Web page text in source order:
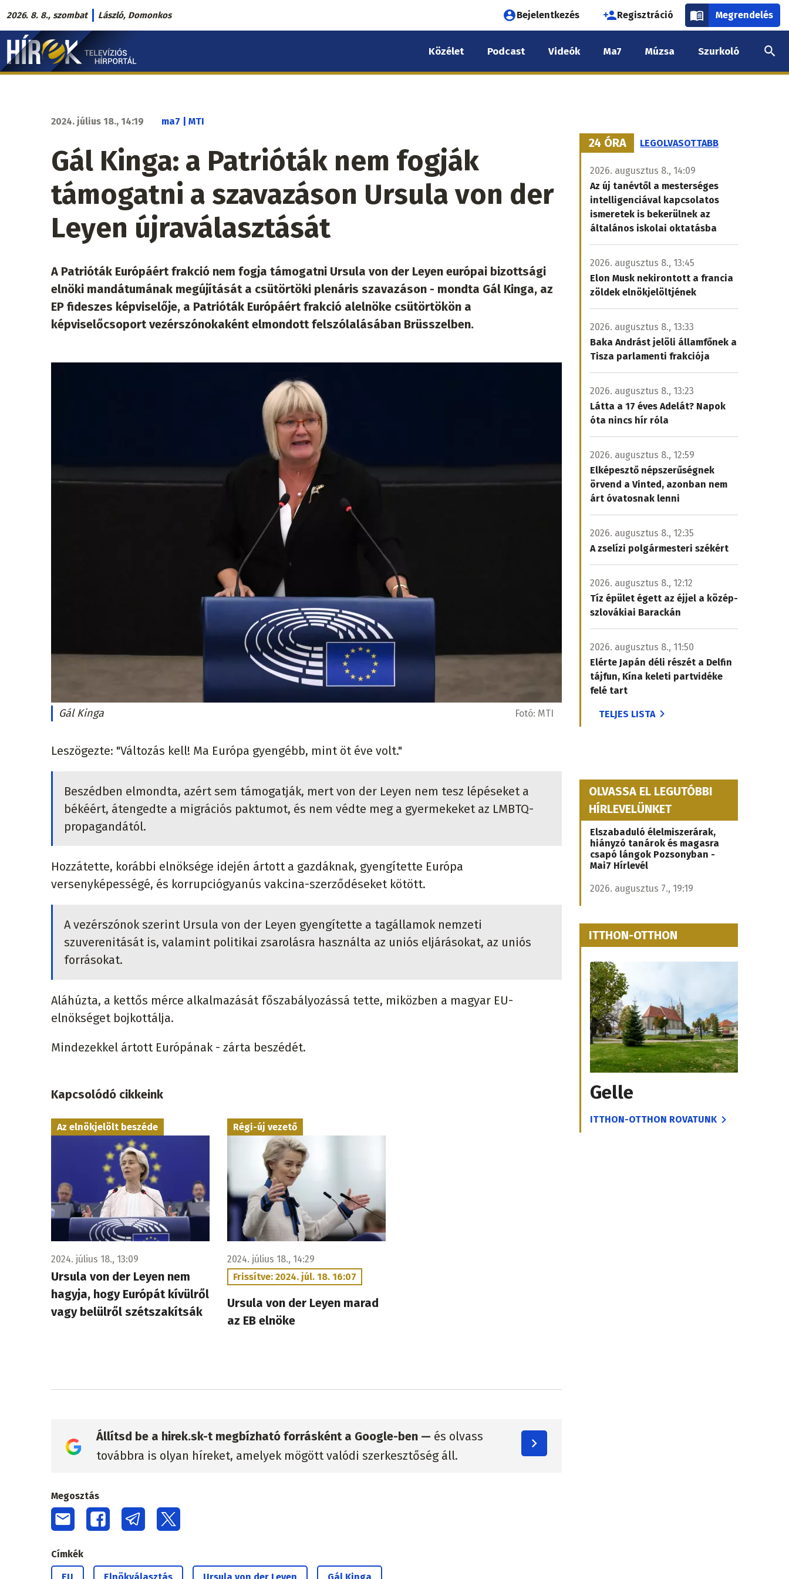
Ugrás
a
tartalomra
2026. 8. 8., szombat László, Domonkos
Felhasználói
fiók
menüje
Bejelentkezés Regisztráció Megrendelés
Hírek.sk
fő
Közélet Podcast Videók Ma7 Múzsa Szurkoló
2024. július 18., 14:19 ma7 | MTI
Gál Kinga: a Patrióták nem fogják
támogatni a szavazáson Ursula von der
Leyen újraválasztását
A Patrióták Európáért frakció nem fogja támogatni Ursula von der Leyen európai bizottsági
elnöki mandátumának megújítását a csütörtöki plenáris szavazáson - mondta Gál Kinga, az
EP fideszes képviselője, a Patrióták Európáért frakció alelnöke csütörtökön a
képviselőcsoport vezérszónokaként elmondott felszólalásában Brüsszelben.
Gál Kinga Fotó: MTI
Leszögezte: "Változás kell! Ma Európa gyengébb, mint öt éve volt."
Beszédben elmondta, azért sem támogatják, mert von der Leyen nem tesz lépéseket a
békéért, átengedte a migrációs paktumot, és nem védte meg a gyermekeket az LMBTQ-
propagandától.
Hozzátette, korábbi elnöksége idején ártott a gazdáknak, gyengítette Európa
versenyképességé, és korrupciógyanús vakcina-szerződéseket kötött.
A vezérszónok szerint Ursula von der Leyen gyengítette a tagállamok nemzeti
szuverenitását is, valamint politikai zsarolásra használta az uniós eljárásokat, az uniós
forrásokat.
Aláhúzta, a kettős mérce alkalmazását főszabályozássá tette, miközben a magyar EU-
elnökséget bojkottálja.
Mindezekkel ártott Európának - zárta beszédét.
Kapcsolódó cikkeink
Az elnökjelölt beszéde
2024. július 18., 13:09
Ursula von der Leyen nem
hagyja, hogy Európát kívülről
vagy belülről szétszakítsák
Régi-új vezető
2024. július 18., 14:29
Frissítve: 2024. júl. 18. 16:07
Ursula von der Leyen marad
az EB elnöke
Állítsd be a hirek.sk-t megbízható forrásként a Google-ben — és olvass
továbbra is olyan híreket, amelyek mögött valódi szerkesztőség áll.
Megosztás
Címkék
24 ÓRA LEGOLVASOTTABB
2026. augusztus 8., 14:09
Az új tanévtől a mesterséges
intelligenciával kapcsolatos
ismeretek is bekerülnek az
általános iskolai oktatásba
2026. augusztus 8., 13:45
Elon Musk nekirontott a francia
zöldek elnökjelöltjének
2026. augusztus 8., 13:33
Baka Andrást jelöli államfőnek a
Tisza parlamenti frakciója
2026. augusztus 8., 13:23
Látta a 17 éves Adelát? Napok
óta nincs hír róla
2026. augusztus 8., 12:59
Elképesztő népszerűségnek
örvend a Vinted, azonban nem
árt óvatosnak lenni
2026. augusztus 8., 12:35
A zselízi polgármesteri székért
2026. augusztus 8., 12:12
Tíz épület égett az éjjel a közép-
szlovákiai Barackán
2026. augusztus 8., 11:50
Elérte Japán déli részét a Delfin
tájfun, Kína keleti partvidéke
felé tart
TELJES LISTA
OLVASSA EL LEGUTÓBBI
HÍRLEVELÜNKET
Elszabaduló élelmiszerárak,
hiányzó tanárok és magasra
csapó lángok Pozsonyban -
Mai7 Hírlevél
2026. augusztus 7., 19:19
ITTHON-OTTHON
Gelle
ITTHON-OTTHON ROVATUNK